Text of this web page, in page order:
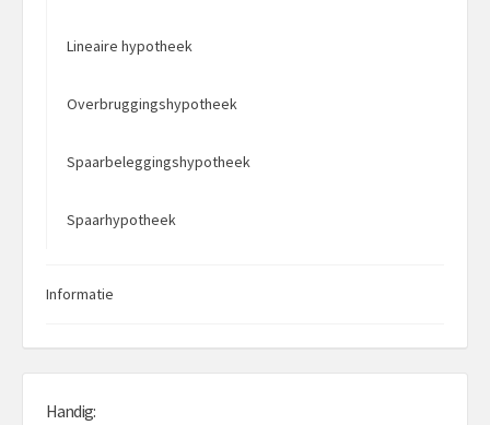
Lineaire hypotheek
Overbruggingshypotheek
Spaarbeleggingshypotheek
Spaarhypotheek
Informatie
Handig: